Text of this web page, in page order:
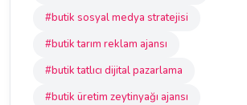
#butik sosyal medya stratejisi
#butik tarım reklam ajansı
#butik tatlıcı dijital pazarlama
#butik üretim zeytinyağı ajansı